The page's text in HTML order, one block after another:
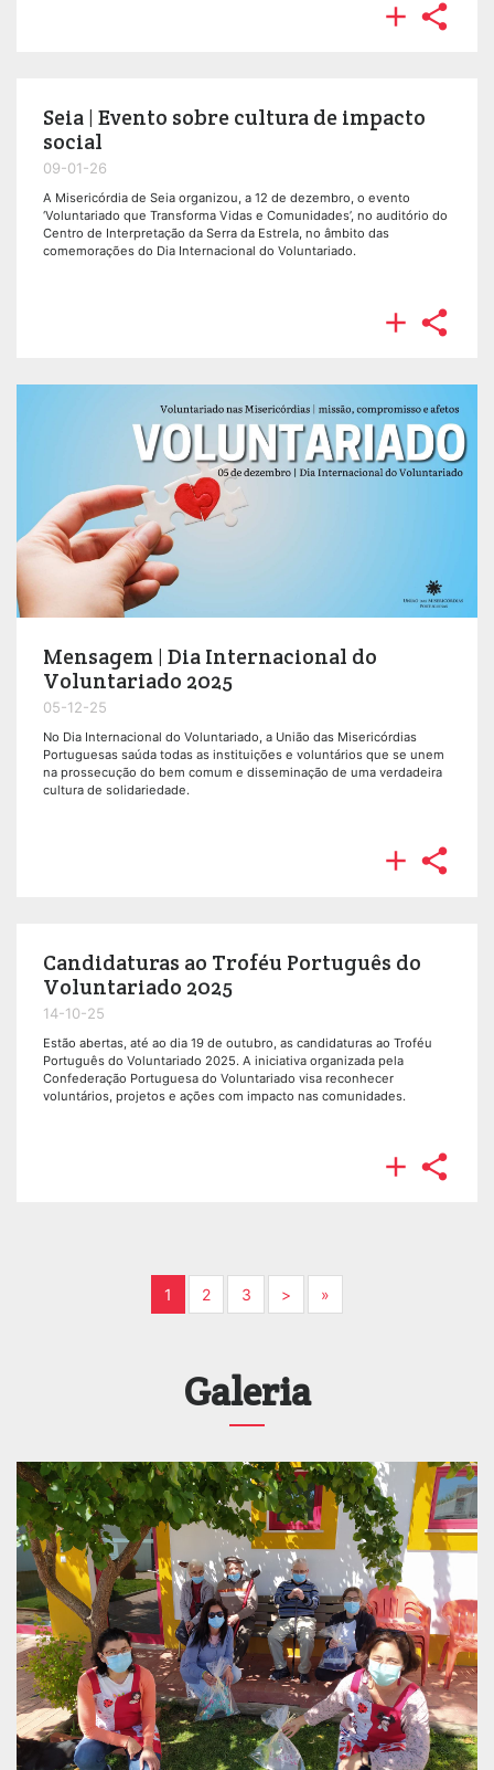
 
Seia | Evento sobre cultura de impacto
social
09-01-26
A Misericórdia de Seia organizou, a 12 de dezembro, o evento
‘Voluntariado que Transforma Vidas e Comunidades’, no auditório do
Centro de Interpretação da Serra da Estrela, no âmbito das
comemorações do Dia Internacional do Voluntariado.
 
Mensagem | Dia Internacional do
Voluntariado 2025
05-12-25
No Dia Internacional do Voluntariado, a União das Misericórdias
Portuguesas saúda todas as instituições e voluntários que se unem
na prossecução do bem comum e disseminação de uma verdadeira
cultura de solidariedade.
 
Candidaturas ao Troféu Português do
Voluntariado 2025
14-10-25
Estão abertas, até ao dia 19 de outubro, as candidaturas ao Troféu
Português do Voluntariado 2025. A iniciativa organizada pela
Confederação Portuguesa do Voluntariado visa reconhecer
voluntários, projetos e ações com impacto nas comunidades.
 
1 2 3 >Next»
Galeria